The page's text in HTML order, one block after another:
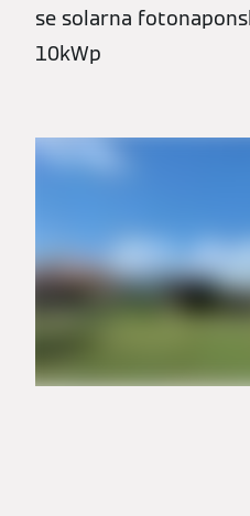
se solarna
10kWp